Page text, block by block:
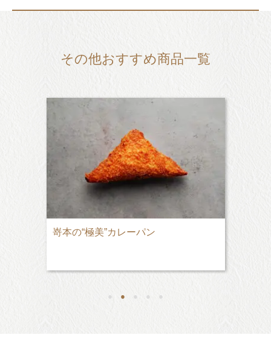
その他おすすめ商品一覧
嵜本の“極美”カレーパン
● ● ● ● ●